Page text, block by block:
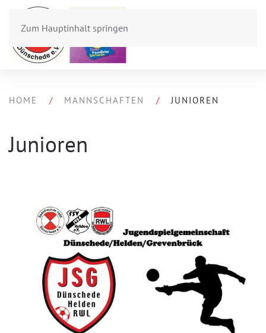
Zum Hauptinhalt springen
HOME MANNSCHAFTEN JUNIOREN
Junioren